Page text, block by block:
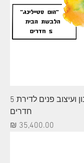
הום סטיילינג- תכנון ועיצוב פנים לדירת 5
חדרים
מחיר